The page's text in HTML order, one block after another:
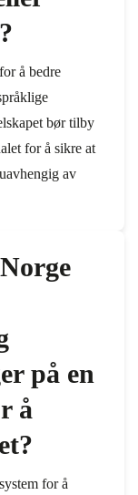
å bedre
bør tilby
for å sikre at
av
på en
å
for å